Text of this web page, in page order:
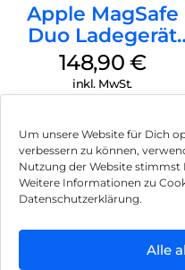
Um unsere Website für Dich
verbessern zu können,
Nutzung der Website stimmst
Weitere Informationen zu
Datenschutzerklärung.
Alle
Apple MagSafe
Duo Ladegerät
Weiß
148,90 €
inkl. MwSt.
Impressum